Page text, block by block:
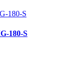
180-S